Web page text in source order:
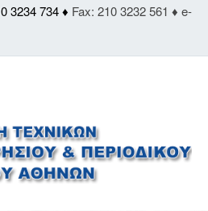
3234 734 ♦ Fax: 210 3232 561 ♦ e-